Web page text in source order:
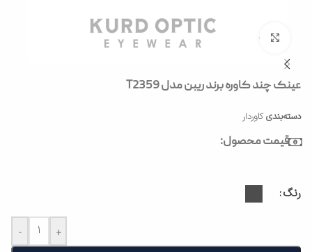
بزرگنمایی تصویر
عینک چند کاوره برند ریبن مدل T2359
دسته‌بندی کاوردار
قیمت محصول:
رنگ
- +